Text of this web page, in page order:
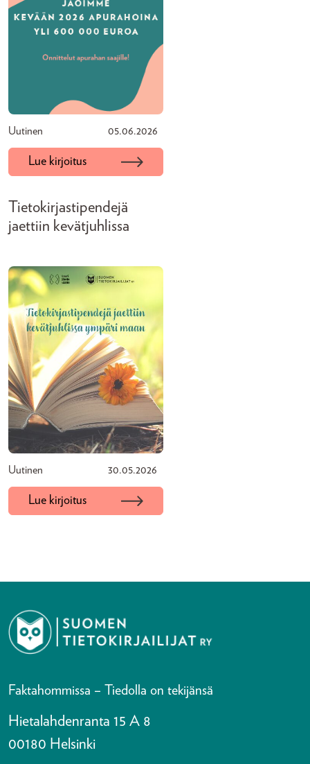
Uutinen 05.06.2026
Lue kirjoitus
Tietokirjastipendejä
jaettiin kevätjuhlissa
Uutinen 30.05.2026
Lue kirjoitus
Faktahommissa – Tiedolla on tekijänsä
Hietalahdenranta 15 A 8
00180 Helsinki